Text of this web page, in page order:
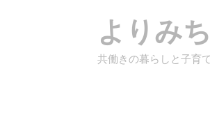
よりみ
共働きの暮らしと子育